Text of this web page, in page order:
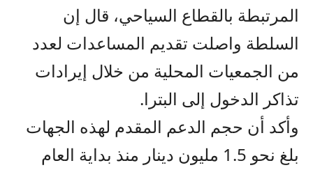
المرتبطة بالقطاع السياحي، قال إن
السلطة واصلت تقديم المساعدات لعدد
من الجمعيات المحلية من خلال إيرادات
تذاكر الدخول إلى البترا.
وأكد أن حجم الدعم المقدم لهذه الجهات
بلغ نحو 1.5 مليون دينار منذ بداية العام